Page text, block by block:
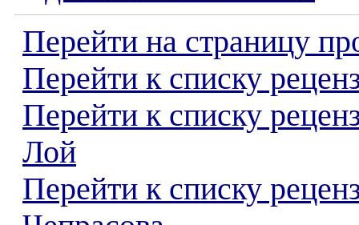
Перейти на страницу
Перейти к списку
Перейти к списку
Лой
Перейти к списку